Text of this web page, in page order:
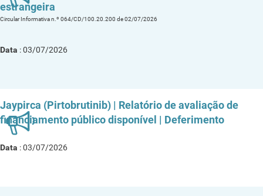
estrangeira
Circular Informativa n.º 064/CD/100.20.200 de 02/07/2026
Data : 03/07/2026
Jaypirca (Pirtobrutinib) | Relatório de avaliação de
financiamento público disponível | Deferimento
Data : 03/07/2026